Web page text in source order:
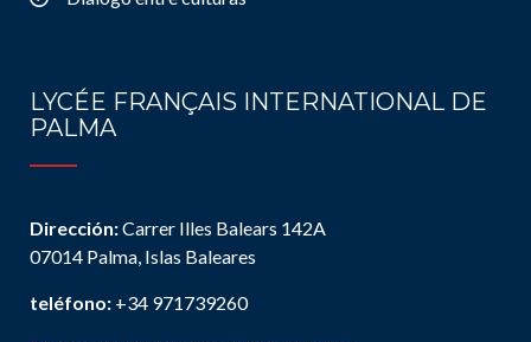
LYCÉE FRANÇAIS INTERNATIONAL DE
PALMA
Dirección:Carrer Illes Balears 142A
07014 Palma, Islas Baleares
teléfono: +34 971739260